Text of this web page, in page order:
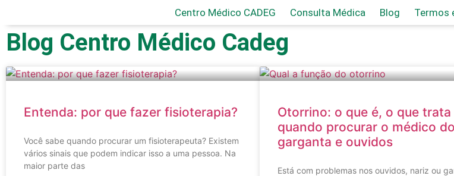
Centro Médico CADEG Consulta Médica Blog Termos
Blog Centro Médico Cadeg
Entenda: por que fazer fisioterapia?
Você sabe quando procurar um fisioterapeuta? Existem
vários sinais que podem indicar isso a uma pessoa. Na
maior parte das
Otorrino: o que é, o que trata
quando procurar o médico
garganta e ouvidos
Está com problemas nos ouvidos, nariz ou